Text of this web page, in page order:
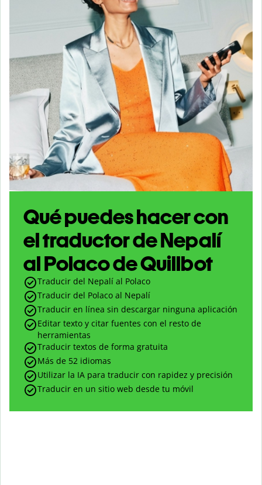
Qué puedes hacer con
el traductor de Nepalí
al Polaco de Quillbot
Traducir del Nepalí al Polaco
Traducir del Polaco al Nepalí
Traducir en línea sin descargar ninguna aplicación
Editar texto y citar fuentes con el resto de
herramientas
Traducir textos de forma gratuita
Más de 52 idiomas
Utilizar la IA para traducir con rapidez y precisión
Traducir en un sitio web desde tu móvil